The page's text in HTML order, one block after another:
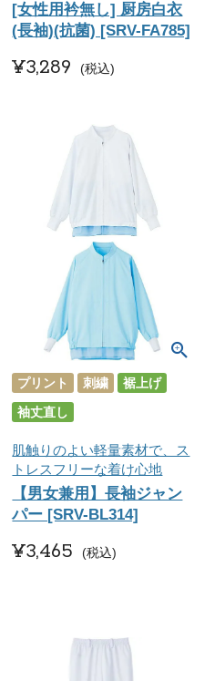
[女性用衿無し] 厨房白衣
(長袖)(抗菌) [SRV-FA785]
¥3,289 税込
プリント 刺繍
裾上げ
袖丈直し
肌触りのよい軽量素材で、ス
トレスフリーな着け心地
【男女兼用】長袖ジャン
パー [SRV-BL314]
¥3,465 税込